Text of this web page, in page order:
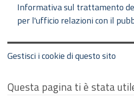
Informativa sul trattamento
per l'ufficio relazioni con il
Gestisci i cookie di questo sito
Questa pagina ti è stata